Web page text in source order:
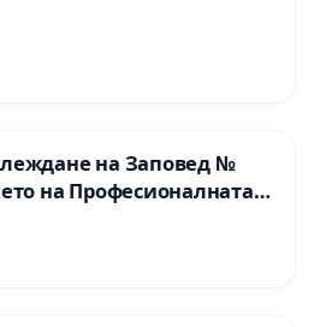
на Заповед №
на Професионалната
технологии в
гимназия по икономика и